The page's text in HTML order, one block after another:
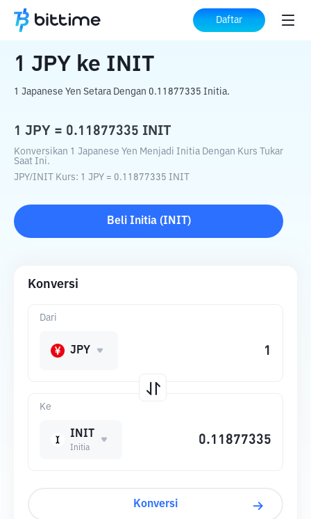
Daftar
Beranda Konverter Kripto ke INIT
1 JPY ke INIT
1 Japanese Yen Setara Dengan 0.11877335 Initia.
1 JPY = 0.11877335 INIT
Konversikan 1 Japanese Yen Menjadi Initia Dengan Kurs Tukar
Saat Ini.
JPY/INIT Kurs: 1 JPY = 0.11877335 INIT
Beli Initia(INIT )
Konversi
Ke
INIT
Initia
Dari
JPY
Konversi